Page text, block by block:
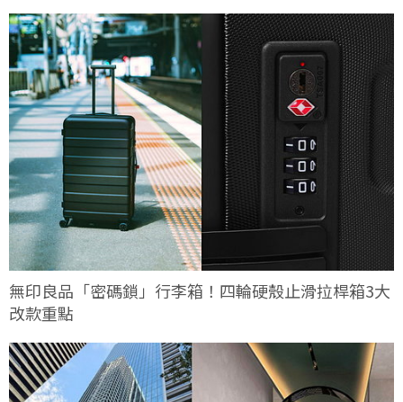
無印良品「密碼鎖」行李箱！四輪硬殼止滑拉桿箱3大
改款重點